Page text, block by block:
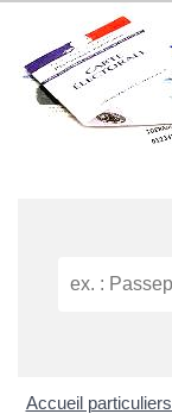
Accueil particuliers